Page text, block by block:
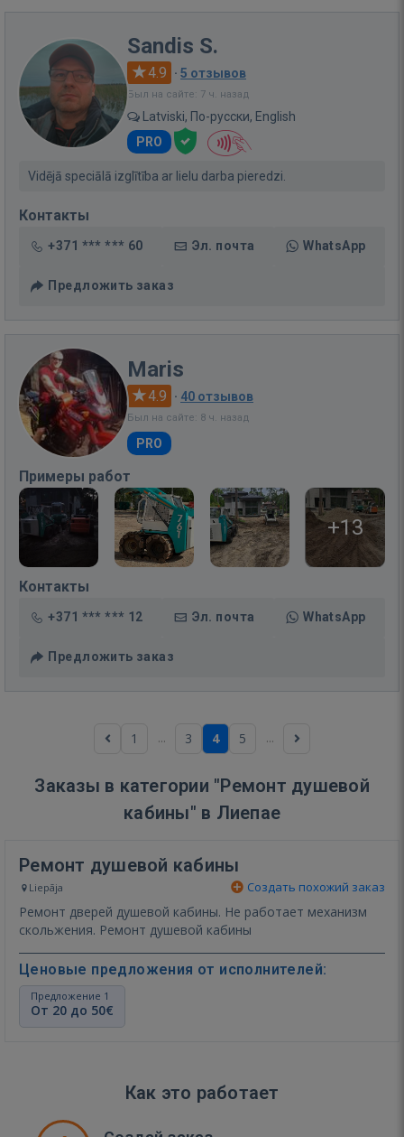
Sandis S.
4.9 · 5 отзывов
Был на сайте: 7 ч. назад
Latviski, По-русски, English
PRO
Vidējā speciālā izglītība ar lielu darba pieredzi.
Контакты
+371 *** *** 60 Эл. почта WhatsApp
Предложить заказ
Maris
4.9 · 40 отзывов
Был на сайте: 8 ч. назад
PRO
Примеры работ
+13
Контакты
+371 *** *** 12 Эл. почта WhatsApp
Предложить заказ
1 ... 3 4 5 ...
Заказы в категории "Ремонт душевой
кабины" в Лиепае
Ремонт душевой кабины
Liepāja Создать похожий заказ
Ремонт дверей душевой кабины. Не работает механизм
скольжения. Ремонт душевой кабины
Ценовые предложения от исполнителей:
Предложение 1
От 20 до 50€
Как это работает